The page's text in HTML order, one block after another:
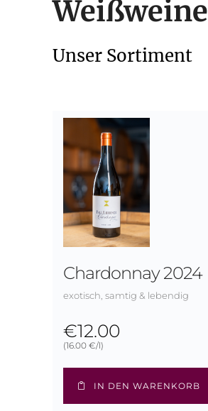
Weißweine
Unser Sortiment
Chardonnay 2024
exotisch, samtig & lebendig
€12.00
(16.00 €/l)
IN DEN WARENKORB